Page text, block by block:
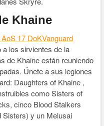
Khaine
los sirvientes de la
de Khaine están reuniendo
Únete a sus legiones
Daughters of Khaine ,
como Sisters of
cinco Blood Stalkers
Sisters) y un Melusai